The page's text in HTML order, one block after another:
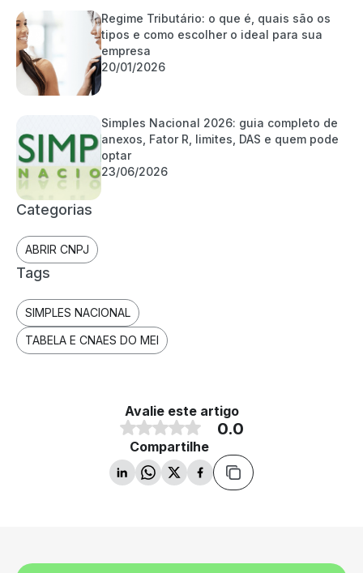
Regime Tributário: o que é, quais são os
tipos e como escolher o ideal para sua
empresa
20/01/2026
Simples Nacional 2026: guia completo de
anexos, Fator R, limites, DAS e quem pode
optar
23/06/2026
Categorias
ABRIR CNPJ
Tags
SIMPLES NACIONAL
TABELA E CNAES DO MEI
Avalie este artigo
0.0
Compartilhe